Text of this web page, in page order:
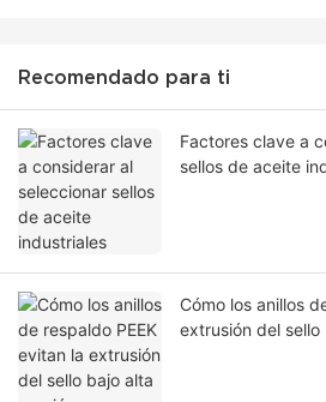
Recomendado para ti
Factores clave a
sellos de aceite
Cómo los anillos
extrusión del